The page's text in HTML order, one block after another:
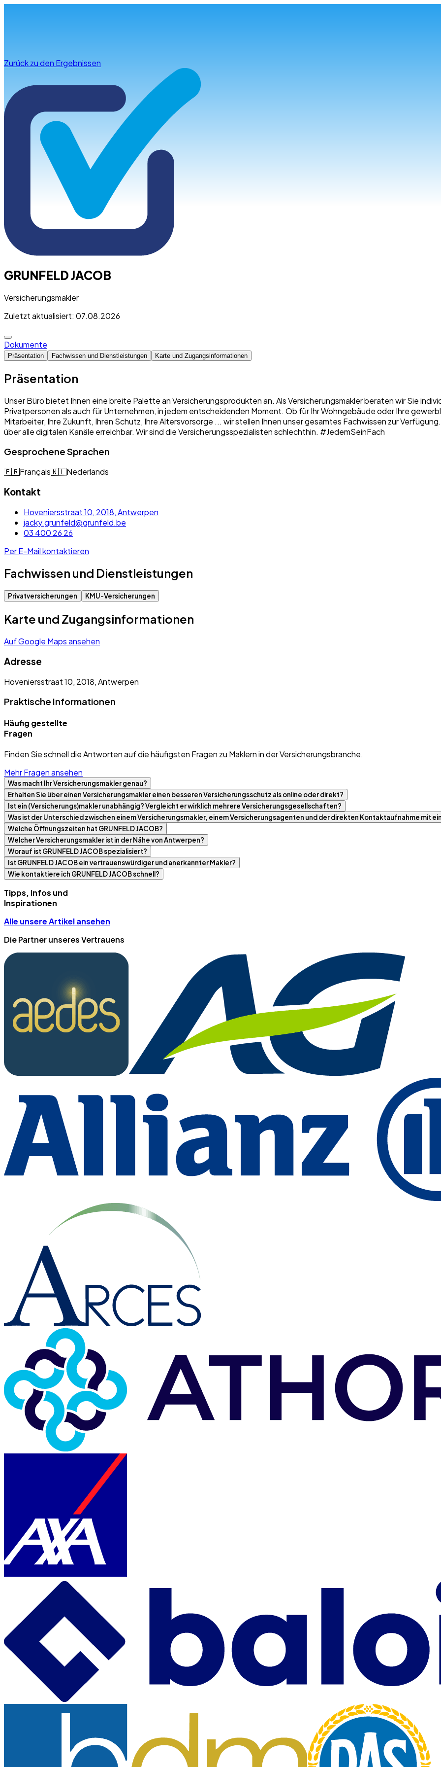
Zurück zu den Ergebnissen
GRUNFELD JACOB
Versicherungsmakler
Zuletzt aktualisiert: 07.08.2026
Dokumente
Präsentation Fachwissen und Dienstleistungen Karte und Zugangsinformationen
Präsentation
Unser Büro bietet Ihnen eine breite Palette an Versicherungsprodukten an. Als Versicherungsmakler beraten wir Sie
Privatpersonen als auch für Unternehmen, in jedem entscheidenden Moment. Ob für Ihr Wohngebäude oder Ihre
Mitarbeiter, Ihre Zukunft, Ihren Schutz, Ihre Altersvorsorge ... wir stellen Ihnen unser gesamtes Fachwissen zur
über alle digitalen Kanäle erreichbar. Wir sind die Versicherungsspezialisten schlechthin. #JedemSeinFach
Gesprochene Sprachen
🇫🇷Français🇳🇱Nederlands
Kontakt
Hoveniersstraat 10, 2018, Antwerpen
jacky.grunfeld@grunfeld.be
03 400 26 26
Per E-Mail kontaktieren
Fachwissen und Dienstleistungen
Privatversicherungen KMU-Versicherungen
Karte und Zugangsinformationen
Auf Google Maps ansehen
Adresse
Hoveniersstraat 10, 2018, Antwerpen
Praktische Informationen
Häufig gestellte
Fragen
Finden Sie schnell die Antworten auf die häufigsten Fragen zu Maklern in der Versicherungsbranche.
Mehr Fragen ansehen
Was macht Ihr Versicherungsmakler genau?
Erhalten Sie über einen Versicherungsmakler einen besseren Versicherungsschutz als online oder direkt?
Ist ein (Versicherungs)makler unabhängig? Vergleicht er wirklich mehrere Versicherungsgesellschaften?
Was ist der Unterschied zwischen einem Versicherungsmakler, einem Versicherungsagenten und der direkten Kontaktaufnahme mit
Welche Öffnungszeiten hat GRUNFELD JACOB?
Welcher Versicherungsmakler ist in der Nähe von Antwerpen?
Worauf ist GRUNFELD JACOB spezialisiert?
Ist GRUNFELD JACOB ein vertrauenswürdiger und anerkannter Makler?
Wie kontaktiere ich GRUNFELD JACOB schnell?
Tipps, Infos und
Inspirationen
Alle unsere Artikel ansehen
Die Partner unseres Vertrauens